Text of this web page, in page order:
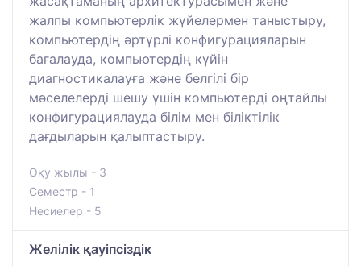
жалпы компьютерлік жүйелермен таныстыру,
компьютердің әртүрлі конфигурацияларын
бағалауда, компьютердің күйін
диагностикалауға және белгілі бір
мәселелерді шешу үшін компьютерді оңтайлы
конфигурациялауда білім мен біліктілік
дағдыларын қалыптастыру.
Оқу жылы - 3
Семестр - 1
Несиелер - 5
Желілік қауіпсіздік